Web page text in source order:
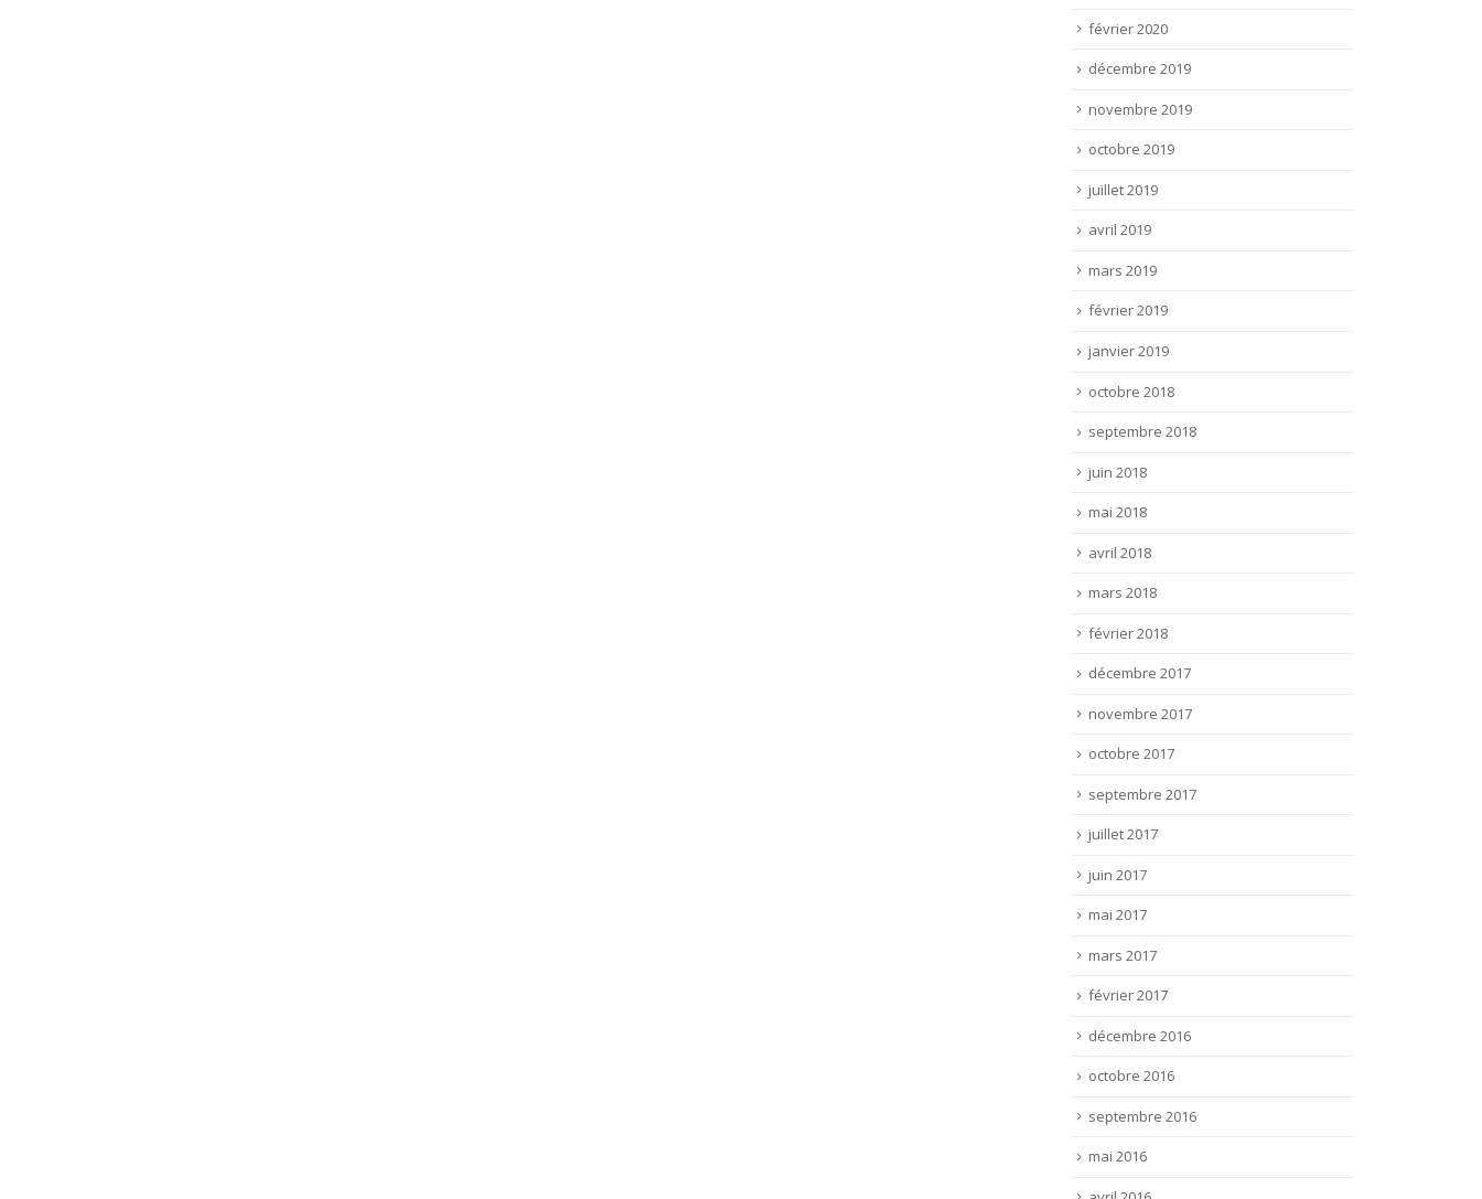
février 2020
décembre 2019
novembre 2019
octobre 2019
juillet 2019
avril 2019
mars 2019
février 2019
janvier 2019
octobre 2018
septembre 2018
juin 2018
mai 2018
avril 2018
mars 2018
février 2018
décembre 2017
novembre 2017
octobre 2017
septembre 2017
juillet 2017
juin 2017
mai 2017
mars 2017
février 2017
décembre 2016
octobre 2016
septembre 2016
mai 2016